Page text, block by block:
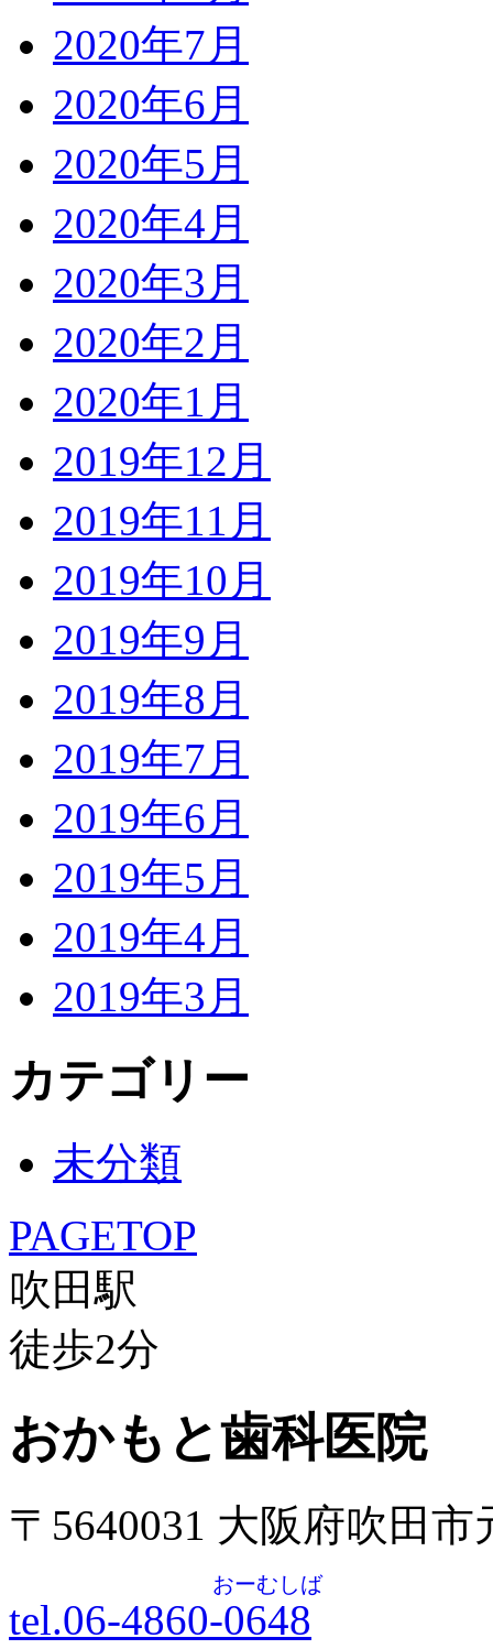
2020年7月
2020年6月
2020年5月
2020年4月
2020年3月
2020年2月
2020年1月
2019年12月
2019年11月
2019年10月
2019年9月
2019年8月
2019年7月
2019年6月
2019年5月
2019年4月
2019年3月
カテゴリー
未分類
PAGETOP
吹田駅
徒歩2分
おかもと歯科医院
〒5640031 大阪府吹田
tel.06-4860-0648
おーむしば